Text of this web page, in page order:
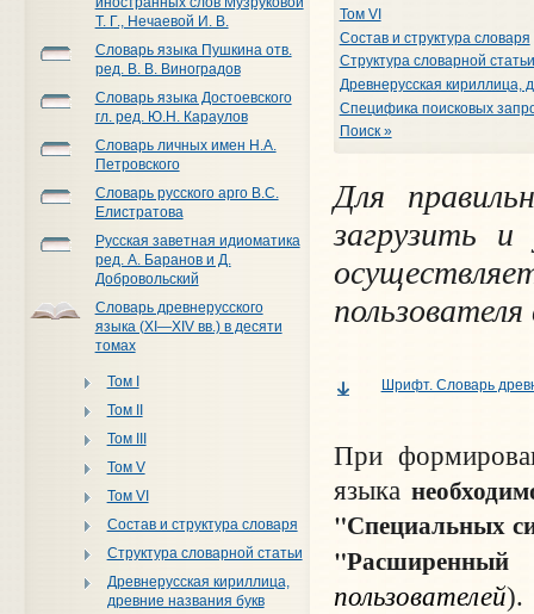
Т. Г., Нечаевой И. В.
Словарь языка Пушкина отв.
ред. В. В. Виноградов
Словарь языка Достоевского
гл. ред. Ю.Н. Караулов
Словарь личных имен Н.А.
Петровского
Словарь русского арго В.С.
Елистратова
Русская заветная идиоматика
ред. А. Баранов и Д.
Добровольский
Словарь древнерусского
языка (XI—XIV вв.) в десяти
томах
Том I
Том II
Том III
Том V
Том VI
Состав и структура словаря
Структура словарной статьи
Древнерусская кириллица,
древние названия букв
Том VI
Состав и структура словаря
Структура словарной статьи
Древнерусская кириллица,
Специфика поисковых
Поиск »
Для
загрузить
Шрифт. Словарь
При
языка
"Специальных
пользователей).